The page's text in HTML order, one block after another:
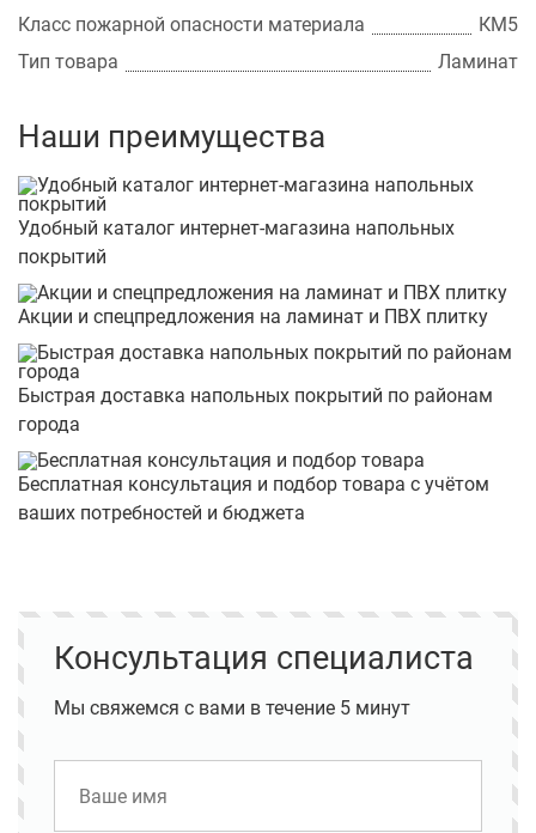
Класс пожарной опасности материала
КМ5
Тип товара
Ламинат
Наши преимущества
Удобный каталог интернет-магазина напольных
покрытий
Акции и спецпредложения на ламинат и ПВХ плитку
Быстрая доставка напольных покрытий по районам
города
Бесплатная консультация и подбор товара с учётом
ваших потребностей и бюджета
Консультация специалиста
Мы свяжемся с вами в течение 5 минут